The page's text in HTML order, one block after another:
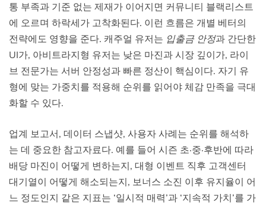
통 부족과 기준 없는 제재가 이어지면 커뮤니티 블랙리스트
에 오르며 하락세가 고착화된다. 이런 흐름은 개별 베터의
전략에도 영향을 준다. 캐주얼 유저는 입출금 안정과 간단한
UI가, 아비트라지형 유저는 낮은 마진과 시장 깊이가, 라이
브 전문가는 서버 안정성과 빠른 정산이 핵심이다. 자기 유
형에 맞는 가중치를 적용해 순위를 읽어야 체감 만족을 극대
화할 수 있다.
업계 보고서, 데이터 스냅샷, 사용자 사례는 순위를 해석하
는 데 중요한 참고자료다. 예를 들어 시즌 초·중·후반에 따라
배당 마진이 어떻게 변하는지, 대형 이벤트 직후 고객센터
대기열이 어떻게 해소되는지, 보너스 소진 이후 유지율이 어
느 정도인지 같은 지표는 ‘일시적 매력’과 ‘지속적 가치’를 가